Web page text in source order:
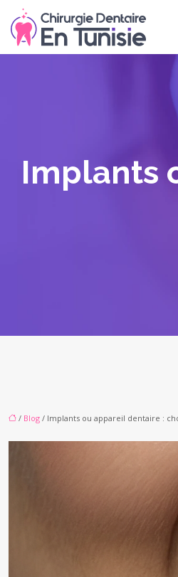
Implants
/ Blog / Implants ou appareil dentaire :